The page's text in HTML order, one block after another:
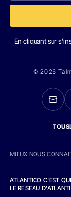
En cliquant sur
© 2026
MIEUX NOUS
ATLANTICO C'EST
LE RESEAU